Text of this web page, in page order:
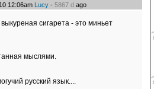
12:06am Lucy - 5867 d ago
сигарета - это миньет
мыслями.
русский язык....